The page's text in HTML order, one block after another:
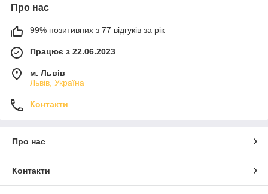
Про нас
99% позитивних з 77 відгуків за рік
Працює з 22.06.2023
м. Львів
Львів, Україна
Контакти
Про нас
Контакти